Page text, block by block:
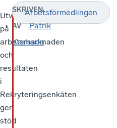
Utvecklingen
på
arbetsmarknaden
och
resultaten
i
Rekryteringsenkäten
ger
stöd
Arbetsförmedlingen
SKRIVEN
AV
Patrik
Karlsson